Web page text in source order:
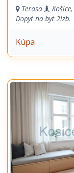
Terasa
Dopyt na byt 2izb.
Kúpa